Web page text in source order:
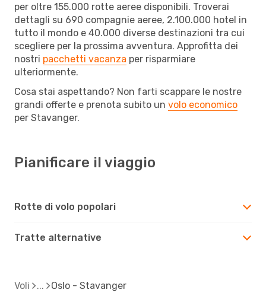
per oltre 155.000 rotte aeree disponibili. Troverai
dettagli su 690 compagnie aeree, 2.100.000 hotel in
tutto il mondo e 40.000 diverse destinazioni tra cui
scegliere per la prossima avventura. Approfitta dei
nostri pacchetti vacanza per risparmiare
ulteriormente.
Cosa stai aspettando? Non farti scappare le nostre
grandi offerte e prenota subito un volo economico
per Stavanger.
Pianificare il viaggio
Rotte di volo popolari
Tratte alternative
Voli Oslo - Stavanger